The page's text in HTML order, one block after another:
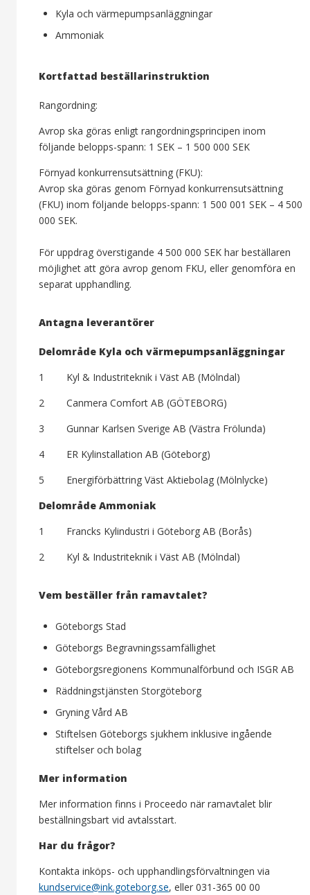
Kyla och värmepumpsanläggningar
Ammoniak
Kortfattad beställarinstruktion
Rangordning:
Avrop ska göras enligt rangordningsprincipen inom
följande belopps-spann: 1 SEK – 1 500 000 SEK
Förnyad konkurrensutsättning (FKU):
Avrop ska göras genom Förnyad konkurrensutsättning
(FKU) inom följande belopps-spann: 1 500 001 SEK – 4 500
000 SEK.
För uppdrag överstigande 4 500 000 SEK har beställaren
möjlighet att göra avrop genom FKU, eller genomföra en
separat upphandling.
Antagna leverantörer
Delområde Kyla och värmepumpsanläggningar
1 Kyl & Industriteknik i Väst AB (Mölndal)
2 Canmera Comfort AB (GÖTEBORG)
3 Gunnar Karlsen Sverige AB (Västra Frölunda)
4 ER Kylinstallation AB (Göteborg)
5 Energiförbättring Väst Aktiebolag (Mölnlycke)
Delområde Ammoniak
1 Francks Kylindustri i Göteborg AB (Borås)
2 Kyl & Industriteknik i Väst AB (Mölndal)
Vem beställer från ramavtalet?
Göteborgs Stad
Göteborgs Begravningssamfällighet
Göteborgsregionens Kommunalförbund och ISGR AB
Räddningstjänsten Storgöteborg
Gryning Vård AB
Stiftelsen Göteborgs sjukhem inklusive ingående
stiftelser och bolag
Mer information
Mer information finns i Proceedo när ramavtalet blir
beställningsbart vid avtalsstart.
Har du frågor?
Kontakta inköps- och upphandlingsförvaltningen via
kundservice@ink.goteborg.se, eller 031-365 00 00